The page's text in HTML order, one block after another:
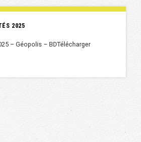
2025
– Géopolis – BDTélécharger